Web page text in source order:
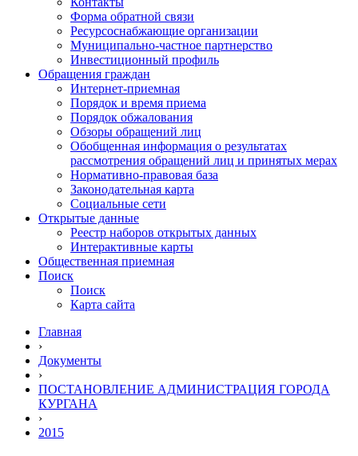
Форма обратной связи
Ресурсоснабжающие организации
Муниципально-частное партнерство
Инвестиционный профиль
Обращения граждан
Интернет-приемная
Порядок и время приема
Порядок обжалования
Обзоры обращений лиц
Обобщенная информация о результатах
рассмотрения обращений лиц и принятых мерах
Нормативно-правовая база
Законодательная карта
Социальные сети
Открытые данные
Реестр наборов открытых данных
Интерактивные карты
Общественная приемная
Поиск
Поиск
Карта сайта
Главная
›
Документы
›
ПОСТАНОВЛЕНИЕ АДМИНИСТРАЦИЯ ГОРОДА
КУРГАНА
›
2015